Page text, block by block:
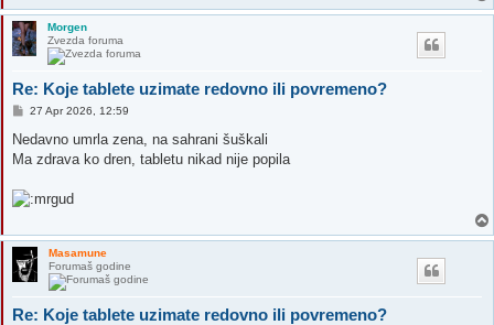
Morgen
Zvezda foruma
Re: Koje tablete uzimate redovno ili povremeno?
P
s
27 Apr 2026, 12:59
Nedavno umrla zena, na sahrani šuškali
Ma zdrava ko dren, tabletu nikad nije popila
Masamune
Forumaš godine
Re: Koje tablete uzimate redovno ili povremeno?